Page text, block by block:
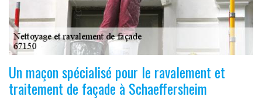
Un maçon spécialisé pour le ravalement et
traitement de façade à Schaeffersheim